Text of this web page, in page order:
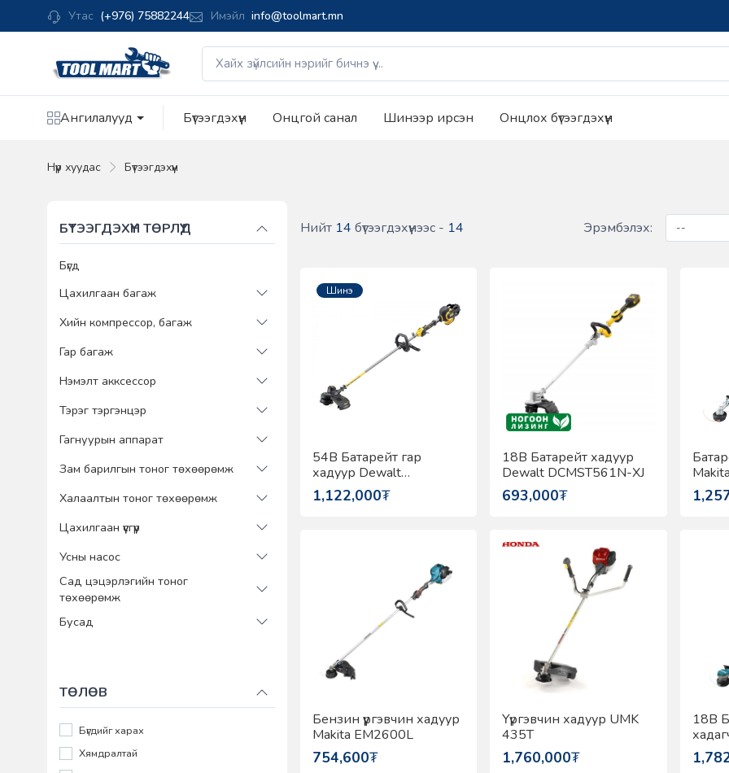
Утас (+976) 75882244 Имэйл info@toolmart.mn
Ангилалууд Бүтээгдэхүүн Онцгой санал Шинээр ирсэн Онцлох бүтээгдэхүүн
Нүүр хуудас Бүтээгдэхүүн
БҮТЭЭГДЭХҮҮН ТӨРЛҮҮД
Бүгд
Цахилгаан багаж
Хийн компрессор, багаж
Гар багаж
Нэмэлт акксессор
Тэрэг тэргэнцэр
Гагнуурын аппарат
Зам барилгын тоног төхөөрөмж
Халаалтын тоног төхөөрөмж
Цахилгаан үүсгүүр
Усны насос
Сад цэцэрлэгийн тоног
төхөөрөмж
Бусад
ТӨЛӨВ
Бүгдийг харах
Хямдралтай
Нийт 14 бүтээгдэхүүнээс - 14 Эрэмбэлэх:
Шинэ
54В Батарейт гар
хадуур Dewalt
DCM571N-XJ
1,122,000₮
18В Батарейт хадуур
Dewalt DCMST561N-XJ
693,000₮
Бензин үүргэвчин хадуур
Makita EM2600L
754,600₮
Үүргэвчин хадуур UMK
435T
1,760,000₮
18В